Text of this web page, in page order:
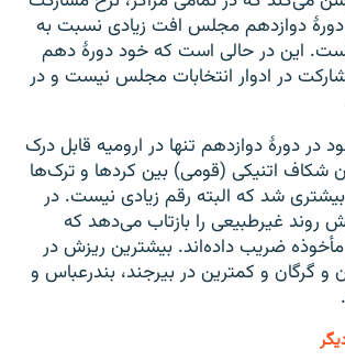
دورۀ دوازدهم مجلس افت زیادی نسبت به
این در حالی است که خود دورۀ دهم
در ادوار انتخابات مجلس نیست و در
در دورۀ دوازدهم تنها در ارومیه قابل درک
اتنیکی (قومی) بین کردها و ترک‌ها
شد که البته رقم زیادی نیست. در
روند غیرطبیعی را بازتاب می‌دهد که
مأخوذه ضریب داده‌اند. بیشترین ریزش در
و گرگان و کمترین در بیرجند، بندرعباس و